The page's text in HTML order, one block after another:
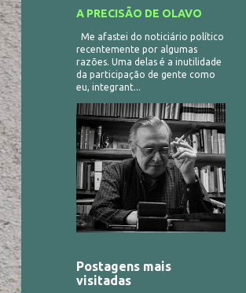
A PRECISÃO DE OLAVO
Me afastei do noticiário político
recentemente por algumas
razões. Uma delas é a inutilidade
da participação de gente como
eu, integrant...
Postagens mais
visitadas